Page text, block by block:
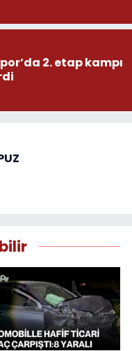
2. etap kampı